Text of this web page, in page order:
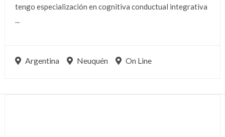
tengo especialización en cognitiva conductual integrativa
...
Argentina Neuquén On Line